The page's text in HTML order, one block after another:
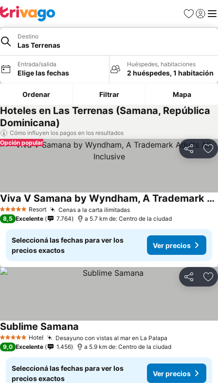
Favoritos
Iniciar
Destino
Las Terrenas
Entrada/salida
Elige las fechas
Huéspedes, habitaciones
2 huéspedes, 1 habitación
Ordenar Filtrar Mapa
Hoteles en Las Terrenas (Samana, República
Dominicana)
Cómo influyen los pagos en los resultados
Compartir
Opción popular
5 Estrellas Resort Cenas a la carta ilimitadas
Viva V Samana by Wyndham, A Trademark Adults All Inclusive
8,5 Excelente 7.764 a 5.7 km de: Centro de la ciudad
Seleccioná las fechas para ver los
precios exactos
Ver precios
Compartir
5 Estrellas Hotel Desayuno con vistas al mar en La Palapa
Sublime Samana
9,0 Excelente 1.456 a 5.9 km de: Centro de la ciudad
Seleccioná las fechas para ver los
precios exactos
Ver precios